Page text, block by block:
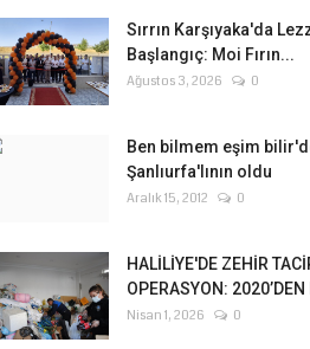
Sırrın Karşıyaka'da
Başlangıç: Moi Fırın...
Ağustos 3, 2026 0
Ben bilmem eşim
Şanlıurfa'lının oldu
Aralık 15, 2012 0
HALİLİYE'DE ZEHİR
OPERASYON:
Nisan 1, 2026 0